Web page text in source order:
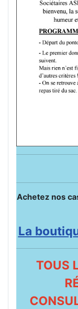
Achetez nos
La
TOUS